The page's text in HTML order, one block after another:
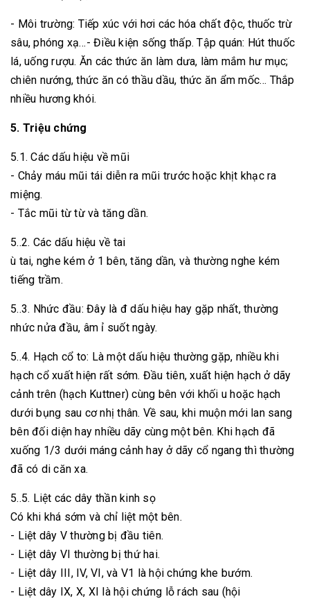
- Môi trường: Tiếp xúc với hơi các hóa chất độc, thuốc trừ
sâu, phóng xạ…- Điều kiện sống thấp. Tập quán: Hút thuốc
lá, uống rượu. Ăn các thức ăn làm dưa, làm mắm hư mục;
chiên nướng, thức ăn có thầu dầu, thức ăn ẩm mốc… Thắp
nhiều hương khói.
5. Triệu chứng
5.1. Các dấu hiệu về mũi
- Chảy máu mũi tái diễn ra mũi trước hoặc khịt khạc ra
miệng.
- Tắc mũi từ từ và tăng dần.
5..2. Các dấu hiệu về tai
ù tai, nghe kém ở 1 bên, tăng dần, và thường nghe kém
tiếng trầm.
5..3. Nhức đầu: Đây là đ dấu hiệu hay gặp nhất, thường
nhức nửa đầu, âm ỉ suốt ngày.
5..4. Hạch cổ to: Là một dấu hiệu thường gặp, nhiều khi
hạch cổ xuất hiện rất sớm. Đầu tiên, xuất hiện hạch ở dãy
cảnh trên (hạch Kuttner) cùng bên với khối u hoặc hạch
dưới bụng sau cơ nhị thân. Về sau, khi muộn mới lan sang
bên đối diện hay nhiều dãy cùng một bên. Khi hạch đã
xuống 1/3 dưới máng cảnh hay ở dãy cổ ngang thì thường
đã có di căn xa.
5..5. Liệt các dây thần kinh sọ
Có khi khá sớm và chỉ liệt một bên.
- Liệt dây V thường bị đầu tiên.
- Liệt dây VI thường bị thứ hai.
- Liệt dây III, IV, VI, và V1 là hội chứng khe bướm.
- Liệt dây IX, X, XI là hội chứng lỗ rách sau (hội